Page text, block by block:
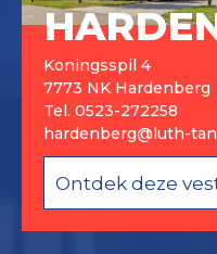
Koningsspil 4
7773 NK Hardenberg
Tel. 0523-272258
hardenberg@luth-
Ontdek deze